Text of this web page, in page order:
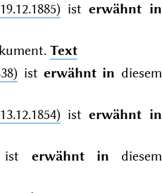
isterwähnt in
Text
ist erwähnt in diesem
isterwähnt in
ist erwähnt in diesem